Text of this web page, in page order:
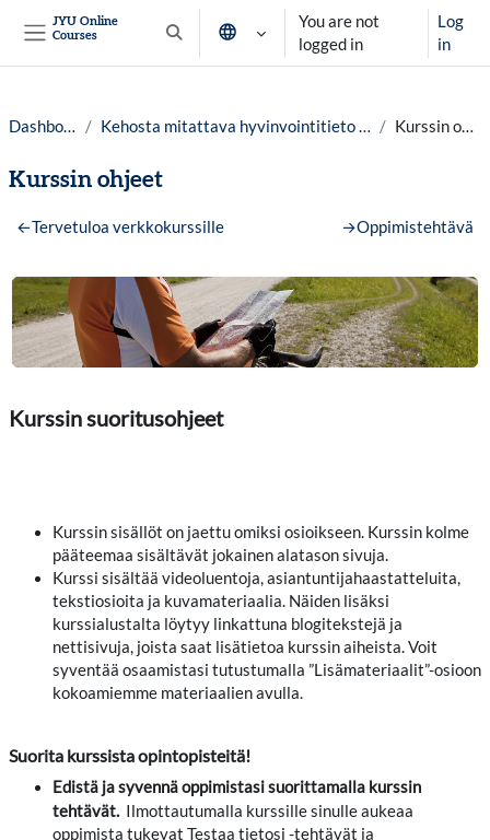
JYU Online
Courses
Toggle search input
You are not
logged in
Log
in
Dashboard Kehosta mitattava hyvinvointitieto lv.25-26 Kurssin ohjeet
Kurssin ohjeet
Section outline
←Tervetuloa verkkokurssille →Oppimistehtävä
Kurssin suoritusohjeet
Kurssin sisällöt on jaettu omiksi osioikseen. Kurssin kolme
pääteemaa sisältävät jokainen alatason sivuja.
Kurssi sisältää videoluentoja, asiantuntijahaastatteluita,
tekstiosioita ja kuvamateriaalia. Näiden lisäksi
kurssialustalta löytyy linkattuna blogitekstejä ja
nettisivuja, joista saat lisätietoa kurssin aiheista. Voit
syventää osaamistasi tutustumalla ”Lisämateriaalit”-osioon
kokoamiemme materiaalien avulla.
Suorita kurssista opintopisteitä!
Edistä ja syvennä oppimistasi suorittamalla kurssin
tehtävät. Ilmottautumalla kurssille sinulle aukeaa
oppimista tukevat Testaa tietosi -tehtävät ja